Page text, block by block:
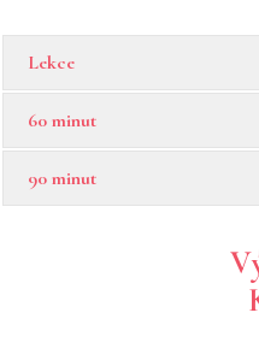
Lekce
60 minut
90 minut